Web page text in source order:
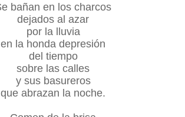
bañan en los charcos
dejados al azar
por la lluvia
en la honda depresión
del tiempo
sobre las calles
y sus basureros
que abrazan la noche.